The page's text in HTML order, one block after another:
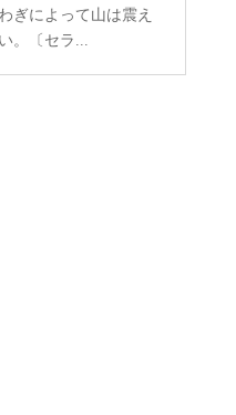
ぎによって山は震え
。〔セラ...